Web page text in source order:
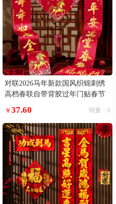
对联2026马年新款国风织锦刺绣
高档春联自带背胶过年门贴春节
￥ 37.60 销量：0